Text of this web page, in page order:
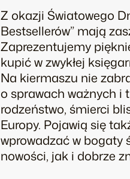
Z okazji Światowego
Bestsellerów” mają
Zaprezentujemy
kupić w zwykłej
Na kiermaszu nie
o sprawach ważnych i
rodzeństwo, śmierci
Europy. Pojawią się
wprowadzać w bogaty
nowości, jak i dobrze